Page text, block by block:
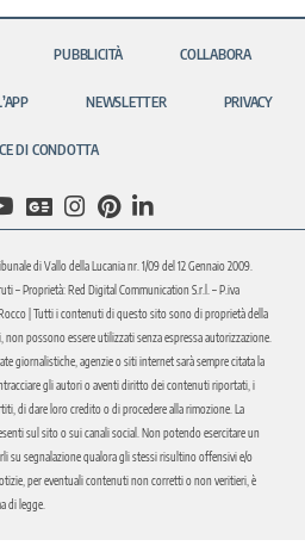
PUBBLICITÀ COLLABORA
NEWSLETTER PRIVACY
DI CONDOTTA
di Vallo della Lucania nr. 1/09 del 12 Gennaio 2009.
– Proprietà: Red Digital Communication S.r.l. – P.iva
| Tutti i contenuti di questo sito sono di proprietà della
possono essere utilizzati senza espressa autorizzazione.
giornalistiche, agenzie o siti internet sarà sempre citata la
gli autori o aventi diritto dei contenuti riportati, i
di dare loro credito o di procedere alla rimozione. La
sul sito o sui canali social. Non potendo esercitare un
su segnalazione qualora gli stessi risultino offensivi e/o
per eventuali contenuti non corretti o non veritieri, è
di legge.